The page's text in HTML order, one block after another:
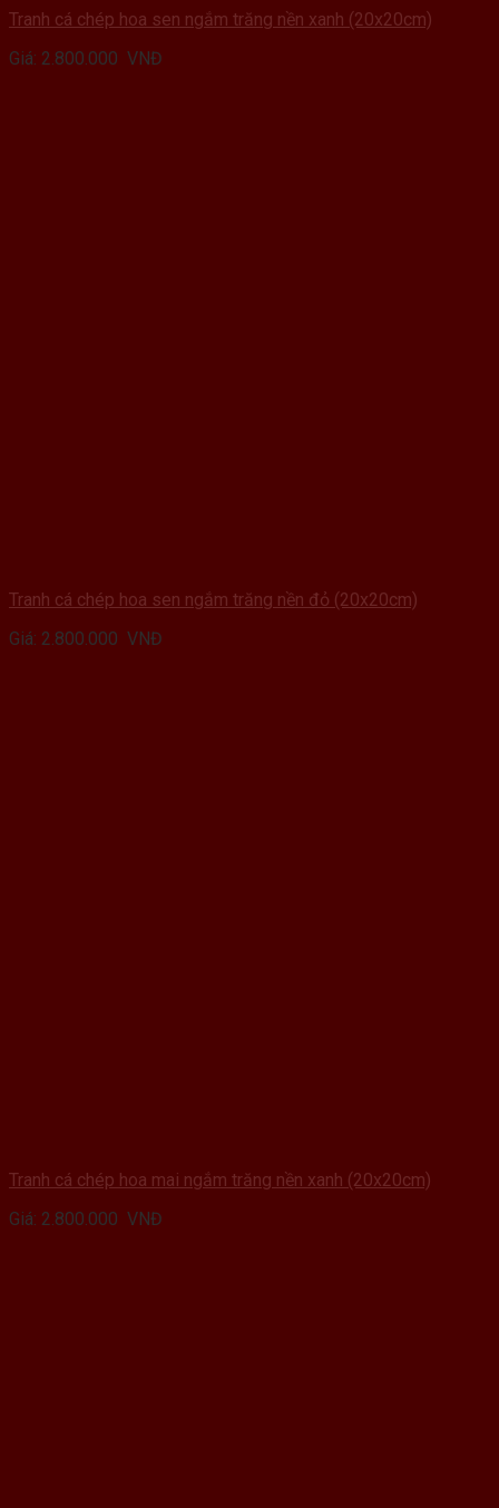
Tranh cá chép hoa sen ngắm trăng nền xanh (20x20cm)
Giá: 2.800.000 VNĐ
Tranh cá chép hoa sen ngắm trăng nền đỏ (20x20cm)
Giá: 2.800.000 VNĐ
Tranh cá chép hoa mai ngắm trăng nền xanh (20x20cm)
Giá: 2.800.000 VNĐ